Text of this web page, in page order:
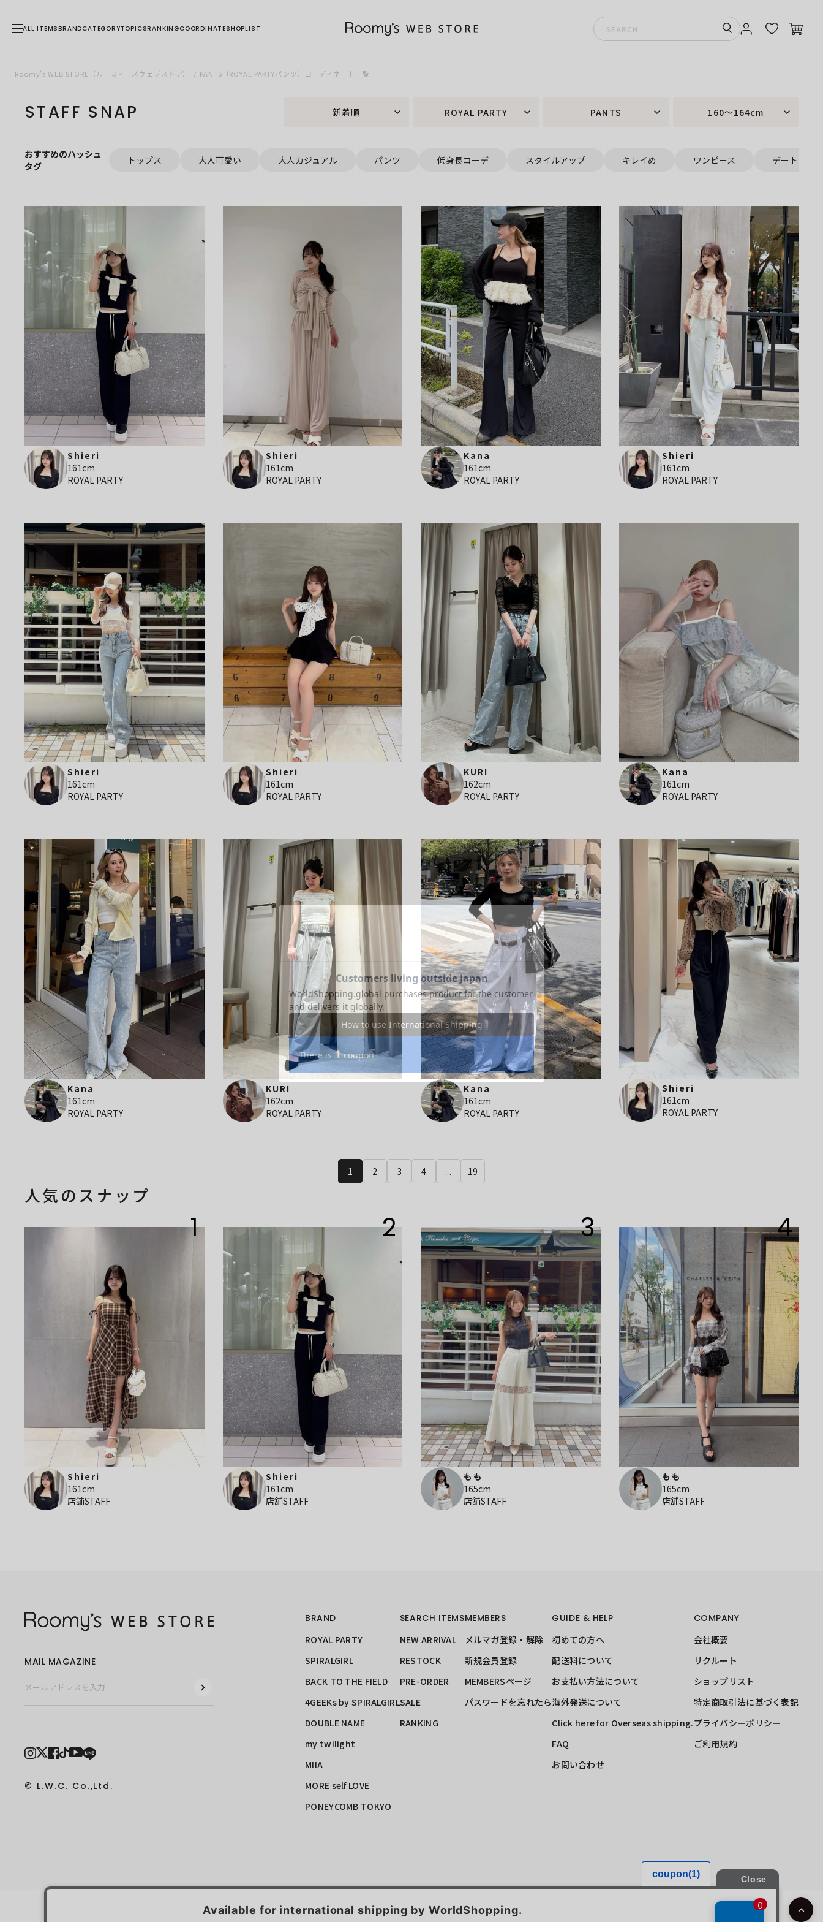
ALL ITEMSBRANDCATEGORYTOPICSRANKINGCOORDINATESHOPLIST
Roomy’s WEB STORE（ルーミィーズウェブストア） PANTS（ROYAL PARTYパンツ）コーディネート一覧
STAFF SNAP 新着順 ROYAL PARTY PANTS 160～164cm
おすすめのハッシュ
タグ
トップス 大人可愛い 大人カジュアル パンツ 低身長コーデ スタイルアップ キレイめ ワンピース デート
Shieri
161cm
ROYAL PARTY
Shieri
161cm
ROYAL PARTY
Kana
161cm
ROYAL PARTY
Shieri
161cm
ROYAL PARTY
Shieri
161cm
ROYAL PARTY
Shieri
161cm
ROYAL PARTY
KURI
162cm
ROYAL PARTY
Kana
161cm
ROYAL PARTY
Kana
161cm
ROYAL PARTY
KURI
162cm
ROYAL PARTY
Kana
161cm
ROYAL PARTY
Shieri
161cm
ROYAL PARTY
1 2 3 4 ... 19
人気のスナップ
1
Shieri
161cm
店舗STAFF
2
Shieri
161cm
店舗STAFF
3
もも
165cm
店舗STAFF
4
もも
165cm
店舗STAFF
BRAND
ROYAL PARTY
SPIRALGIRL
BACK TO THE FIELD
4GEEKs by SPIRALGIRL
DOUBLE NAME
my twilight
MIIA
MORE self LOVE
PONEYCOMB TOKYO
SEARCH ITEMS
NEW ARRIVAL
RESTOCK
PRE-ORDER
SALE
RANKING
MEMBERS
メルマガ登録・解除
新規会員登録
MEMBERSページ
パスワードを忘れたら
GUIDE & HELP
初めての方へ
配送料について
お支払い方法について
海外発送について
Click here for Overseas shipping.
FAQ
お問い合わせ
COMPANY
会社概要
リクルート
ショップリスト
特定商取引法に基づく表記
プライバシーポリシー
ご利用規約
MAIL MAGAZINE
© L.W.C. Co.,Ltd.